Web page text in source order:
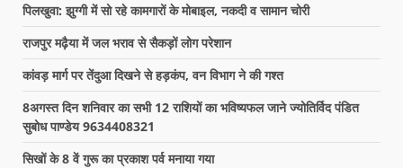
पिलखुवा: झुग्गी में सो रहे कामगारों के मोबाइल, नकदी व सामान चोरी
राजपुर मढ़ैया में जल भराव से सैकड़ों लोग परेशान
कांवड़ मार्ग पर तेंदुआ दिखने से हड़कंप, वन विभाग ने की गश्त
8अगस्त दिन शनिवार का सभी 12 राशियों का भविष्यफल जाने ज्योतिर्विद पंडित
सुबोध पाण्डेय 9634408321
सिखों के 8 वें गुरू का प्रकाश पर्व मनाया गया